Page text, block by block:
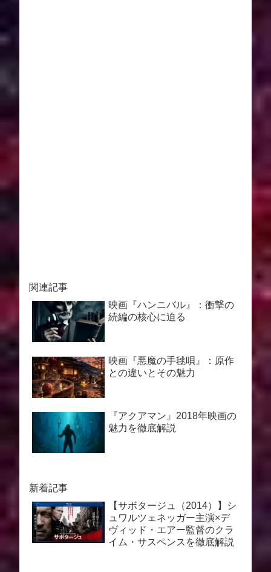
関連記事
映画『ハンニバル』：衝撃の
続編の核心に迫る
映画『悪魔の手毬唄』：原作
との違いとその魅力
『アクアマン』2018年映画の
魅力を徹底解説
新着記事
【サボタージュ（2014）】シ
ュワルツェネッガー主演×デ
ヴィッド・エアー監督のクラ
イム・サスペンスを徹底解説